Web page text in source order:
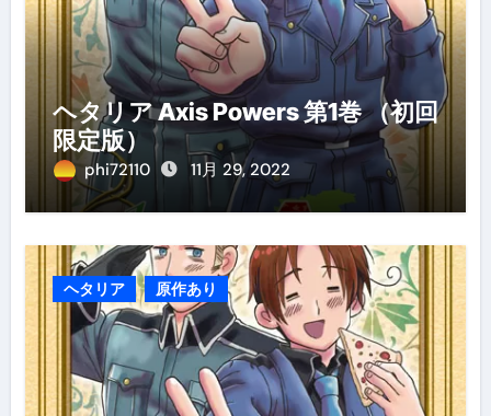
ヘタリア Axis Powers 第1巻 （初回
限定版）
phi72110 11月 29, 2022
ヘタリア 原作あり